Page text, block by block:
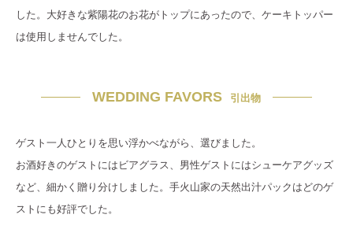
した。大好きな紫陽花のお花がトップにあったので、ケーキトッパー
は使用しませんでした。
WEDDING FAVORS 引出物
ゲスト一人ひとりを思い浮かべながら、選びました。
お酒好きのゲストにはビアグラス、男性ゲストにはシューケアグッズ
など、細かく贈り分けしました。手火山家の天然出汁パックはどのゲ
ストにも好評でした。